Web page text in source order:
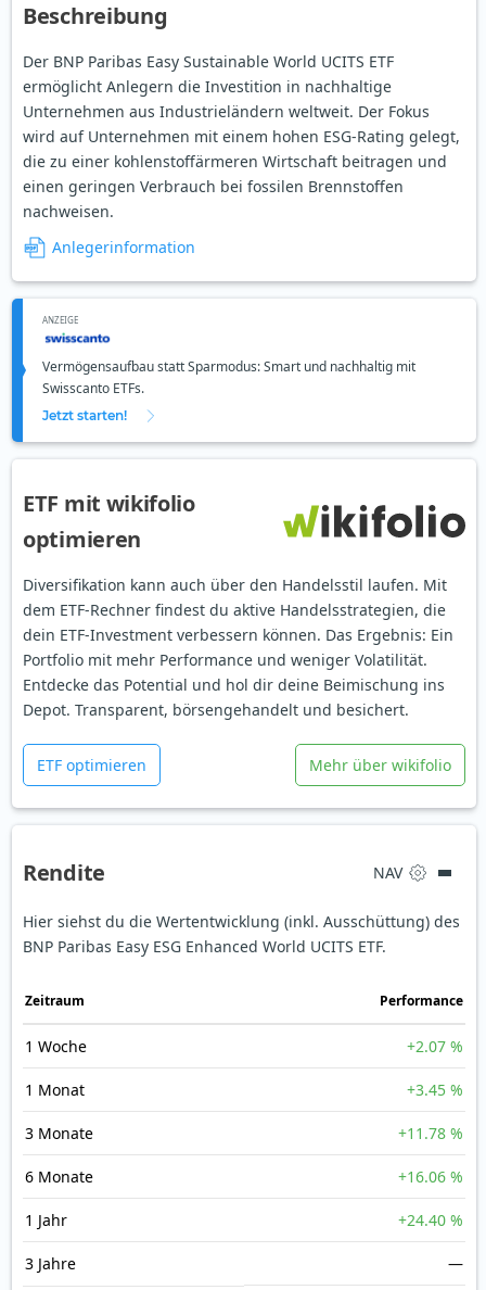
Beschreibung
Der BNP Paribas Easy Sustainable World UCITS ETF
ermöglicht Anlegern die Investition in nachhaltige
Unternehmen aus Industrieländern weltweit. Der Fokus
wird auf Unternehmen mit einem hohen ESG-Rating gelegt,
die zu einer kohlenstoffärmeren Wirtschaft beitragen und
einen geringen Verbrauch bei fossilen Brennstoffen
nachweisen.
Anlegerinformation
ANZEIGE
Vermögensaufbau statt Sparmodus: Smart und nachhaltig mit
Swisscanto ETFs.
Jetzt starten!
ETF mit wikifolio
optimieren
Diversifikation kann auch über den Handelsstil laufen. Mit
dem ETF-Rechner findest du aktive Handelsstrategien, die
dein ETF-Investment verbessern können. Das Ergebnis: Ein
Portfolio mit mehr Performance und weniger Volatilität.
Entdecke das Potential und hol dir deine Beimischung ins
Depot. Transparent, börsengehandelt und besichert.
ETF optimieren Mehr über wikifolio
Rendite NAV
Hier siehst du die Wertentwicklung (inkl. Ausschüttung) des
BNP Paribas Easy ESG Enhanced World UCITS ETF.
Zeit­raum Perfor­mance
1 Woche +2.07 %
1 Monat +3.45 %
3 Monate +11.78 %
6 Monate +16.06 %
1 Jahr +24.40 %
3 Jahre —